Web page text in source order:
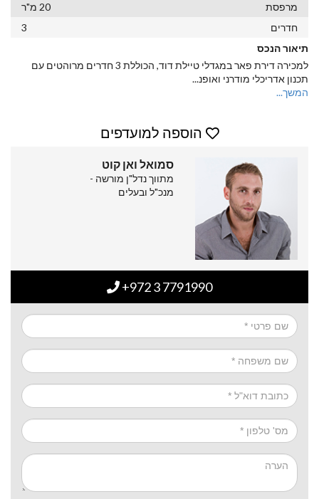
מרפסת
20 מ"ר
חדרים
3
תיאור הנכס
למכירה דירת פאר במגדלי טיילת דוד, הכוללת 3 חדרים מרוהטים עם
תכנון אדריכלי מודרני ואופנ...
המשך...
הוספה למועדפים
סמואל ואן קוט
מתווך נדל"ן מורשה -
מנכ"ל ובעלים
+972 3 7791990